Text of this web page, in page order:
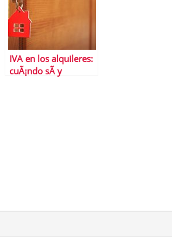
IVA en los alquileres:
cuÃ¡ndo sÃ­ y